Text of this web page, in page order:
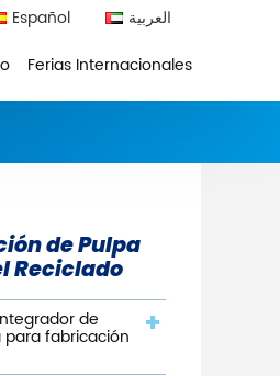
Español العربية
Ferias Internacionales
de Pulpa
Reciclado
de
para fabricación